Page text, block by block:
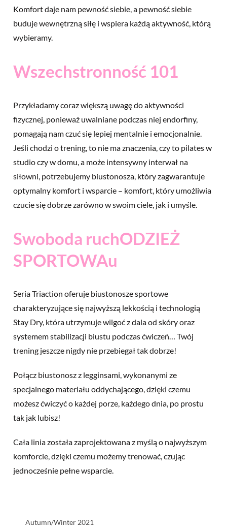
Komfort daje nam pewność siebie, a pewność siebie
buduje wewnętrzną siłę i wspiera każdą aktywność, którą
wybieramy.
Wszechstronność 101
Przykładamy coraz większą uwagę do aktywności
fizycznej, ponieważ uwalniane podczas niej endorfiny,
pomagają nam czuć się lepiej mentalnie i emocjonalnie.
Jeśli chodzi o trening, to nie ma znaczenia, czy to pilates w
studio czy w domu, a może intensywny interwał na
siłowni, potrzebujemy biustonosza, który zagwarantuje
optymalny komfort i wsparcie – komfort, który umożliwia
czucie się dobrze zarówno w swoim ciele, jak i umyśle.
Swoboda ruchODZIEŻ
SPORTOWAu
Seria Triaction oferuje biustonosze sportowe
charakteryzujące się najwyższą lekkością i technologią
Stay Dry, która utrzymuje wilgoć z dala od skóry oraz
systemem stabilizacji biustu podczas ćwiczeń… Twój
trening jeszcze nigdy nie przebiegał tak dobrze!
Połącz biustonosz z legginsami, wykonanymi ze
specjalnego materiału oddychającego, dzięki czemu
możesz ćwiczyć o każdej porze, każdego dnia, po prostu
tak jak lubisz!
Cała linia została zaprojektowana z myślą o najwyższym
komforcie, dzięki czemu możemy trenować, czując
jednocześnie pełne wsparcie.
Autumn/Winter 2021